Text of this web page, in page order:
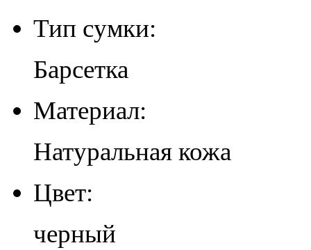
Тип сумки:
Барсетка
Материал:
Натуральная кожа
Цвет:
черный